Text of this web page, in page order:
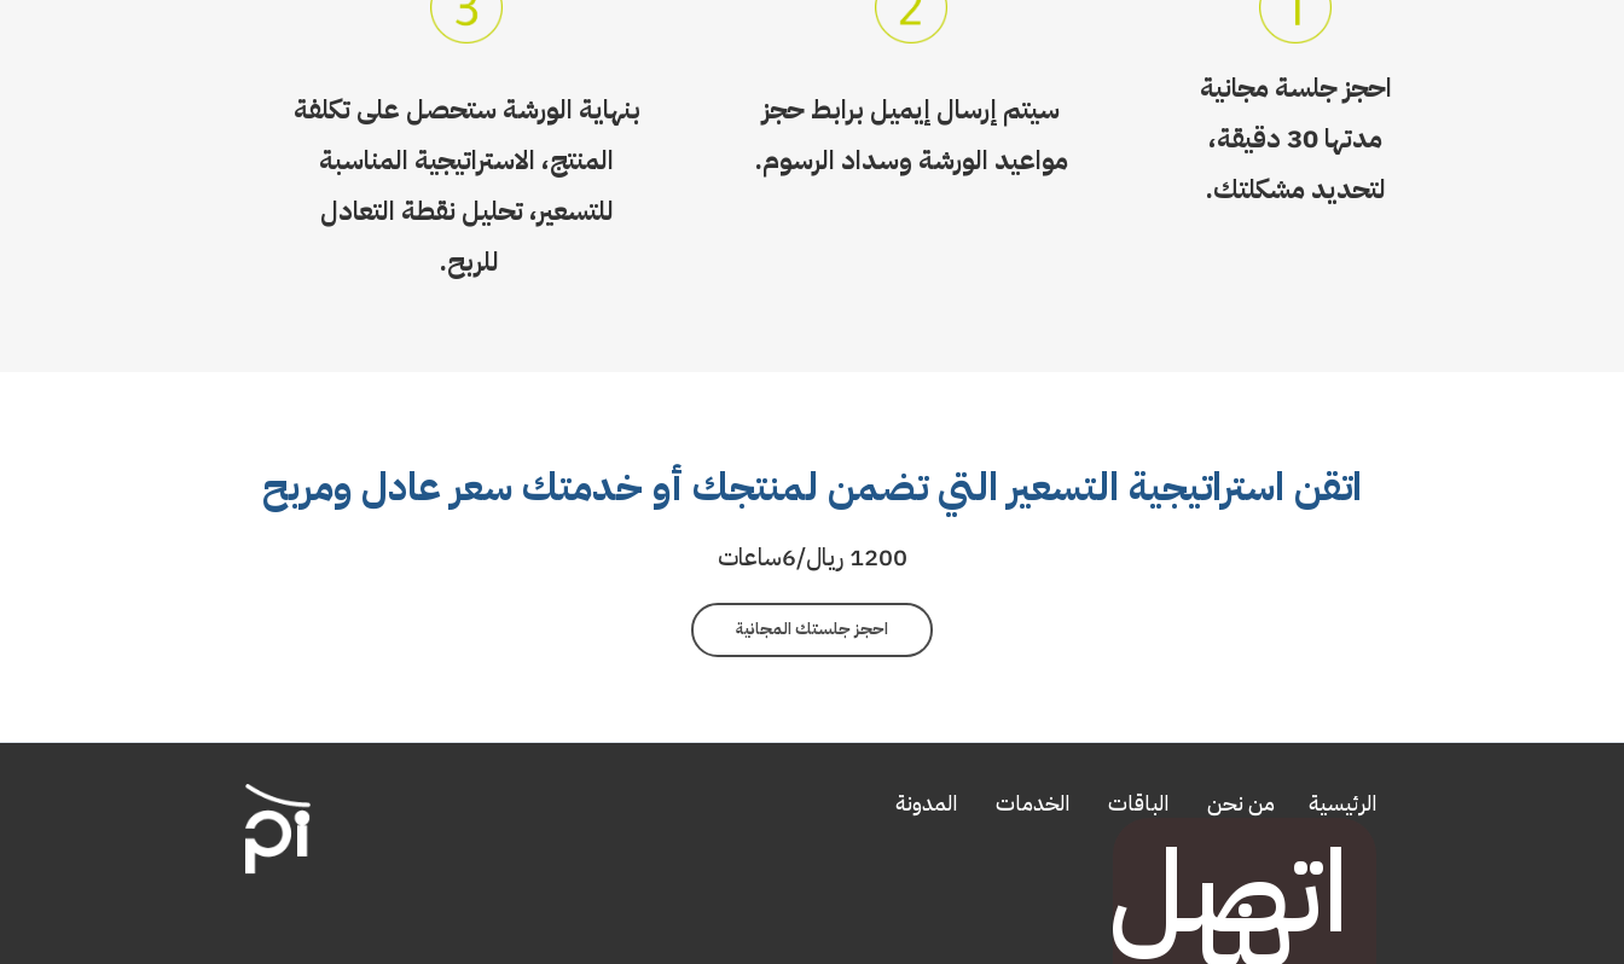
احجز جلسة مجانية
مدتها 30 دقيقة،
لتحديد مشكلتك.
سيتم إرسال إيميل برابط حجز
مواعيد الورشة وسداد الرسوم.
بنهاية الورشة ستحصل على تكلفة
المنتج، الاستراتيجية المناسبة
للتسعير، تحليل نقطة التعادل
للربح.
اتقن استراتيجية التسعير التي تضمن لمنتجك أو خدمتك سعر عادل ومربح
1200 ريال/6ساعات
احجز جلستك المجانية
الرئيسية من نحن الباقات الخدمات المدونة
اتصل
بنا